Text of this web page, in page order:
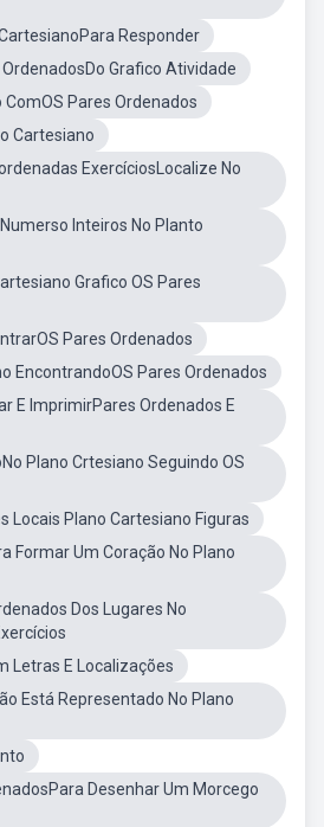
Responder
Grafico Atividade
ComOS Pares Ordenados
Cartesiano
ExercíciosLocalize No
Inteiros No Planto
Grafico OS Pares
Pares Ordenados
EncontrandoOS Pares Ordenados
E ImprimirPares Ordenados E
Plano Crtesiano Seguindo OS
Locais Plano Cartesiano Figuras
Formar Um Coração No Plano
Dos Lugares No
Letras E Localizações
Está Representado No Plano
Desenhar Um Morcego